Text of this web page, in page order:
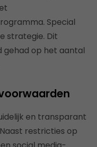
Special
strategie. Dit
gehad op het aantal
en transparant
restricties op